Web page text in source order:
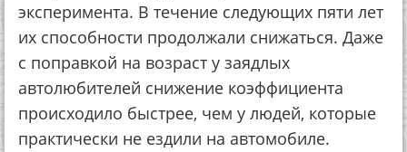
эксперимента. В течение следующих пяти лет
их способности продолжали снижаться. Даже
с поправкой на возраст у заядлых
автолюбителей снижение коэффициента
происходило быстрее, чем у людей, которые
практически не ездили на автомобиле.